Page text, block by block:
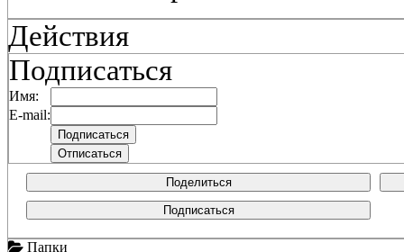
Действия
Подписаться
Имя:
E-mail:
Поделиться
Подписаться
Папки